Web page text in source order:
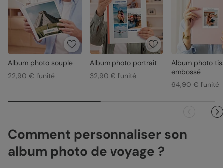
Album photo souple
22,90 € l'unité
Album photo portrait
32,90 € l'unité
Album photo
embossé
64,90 € l'unité
Comment personnaliser son
album photo de voyage ?